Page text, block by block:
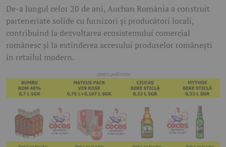
De-a lungul celor 20 de ani, Auchan România a construit
parteneriate solide cu furnizori și producători locali,
contribuind la dezvoltarea ecosistemului comercial
românesc și la extinderea accesului produselor românești
în retailul modern.